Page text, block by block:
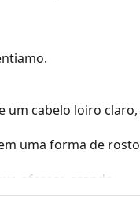
um cabelo loiro claro,
uma forma de rosto
oferece grande